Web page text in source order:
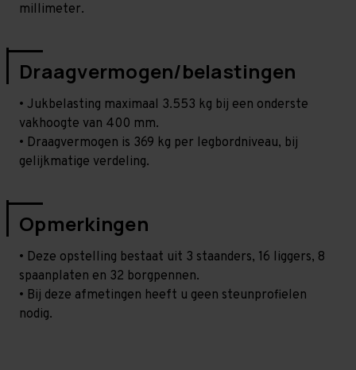
millimeter.
Draagvermogen/belastingen
• Jukbelasting maximaal 3.553 kg bij een onderste
vakhoogte van 400 mm.
• Draagvermogen is 369 kg per legbordniveau, bij
gelijkmatige verdeling.
Opmerkingen
• Deze opstelling bestaat uit 3 staanders, 16 liggers, 8
spaanplaten en 32 borgpennen.
• Bij deze afmetingen heeft u geen steunprofielen
nodig.